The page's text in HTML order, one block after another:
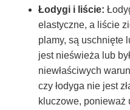
Łodygi i liście:
elastyczne, a liście
plamy, są uschnięte
jest nieświeża lub
niewłaściwych
czy łodyga nie jest
kluczowe, ponieważ